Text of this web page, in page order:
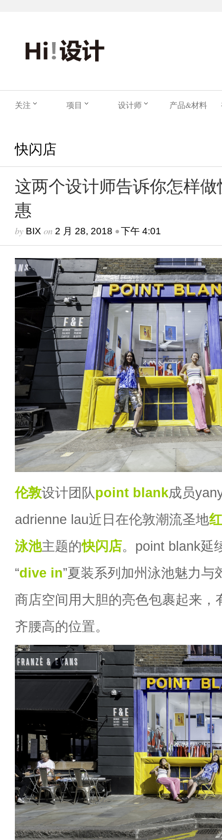
关注 项目 设计师 产品&材料
快闪店
这两个设计师告诉你怎样
惠
by BIX on 2 月 28, 2018 •下午 4:01
伦敦设计团队point blank成员
adrienne lau近日在伦敦潮流圣地
泳池主题的快闪店。point blank延
“dive in”夏装系列加州泳池魅力与
商店空间用大胆的亮色包裹起来，
齐腰高的位置。